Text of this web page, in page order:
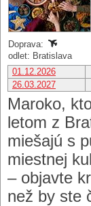
Doprava:
odlet: Bratislava
01.12.2026
26.03.2027
Maroko,
letom z
miešajú s
miestnej
– objavte
než by ste